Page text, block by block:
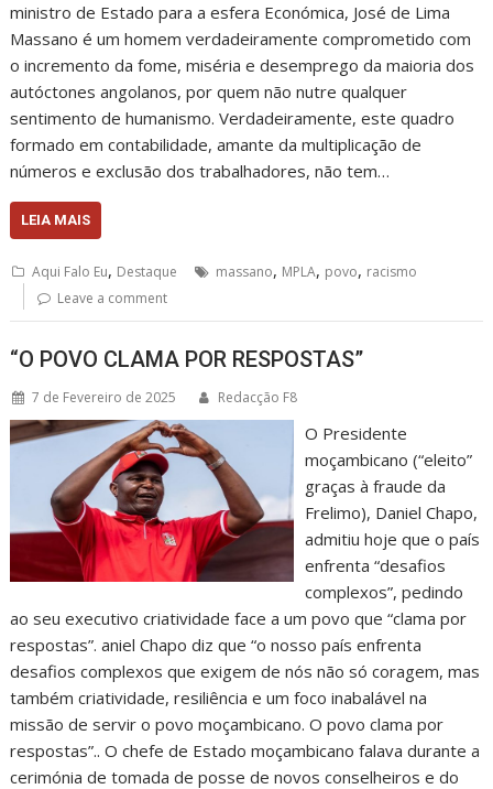
ministro de Estado para a esfera Económica, José de Lima
Massano é um homem verdadeiramente comprometido com
o incremento da fome, miséria e desemprego da maioria dos
autóctones angolanos, por quem não nutre qualquer
sentimento de humanismo. Verdadeiramente, este quadro
formado em contabilidade, amante da multiplicação de
números e exclusão dos trabalhadores, não tem…
LEIA MAIS
Aqui Falo Eu, Destaque massano, MPLA, povo, racismo
Leave a comment
“O POVO CLAMA POR RESPOSTAS”
7 de Fevereiro de 2025 Redacção F8
O Presidente
moçambicano (“eleito”
graças à fraude da
Frelimo), Daniel Chapo,
admitiu hoje que o país
enfrenta “desafios
complexos”, pedindo
ao seu executivo criatividade face a um povo que “clama por
respostas”. aniel Chapo diz que “o nosso país enfrenta
desafios complexos que exigem de nós não só coragem, mas
também criatividade, resiliência e um foco inabalável na
missão de servir o povo moçambicano. O povo clama por
respostas”.. O chefe de Estado moçambicano falava durante a
cerimónia de tomada de posse de novos conselheiros e do